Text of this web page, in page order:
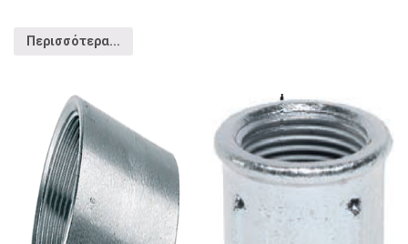
Περισσότερα...